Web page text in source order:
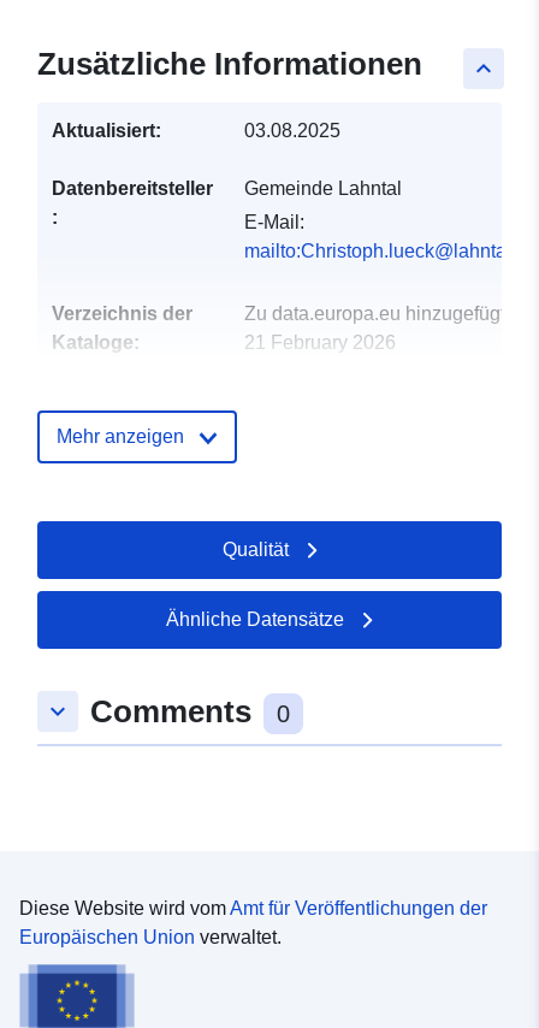
keyboard_arrow_up
Zusätzliche Informationen
Aktualisiert: 03.08.2025
Datenbereitsteller
:
Gemeinde Lahntal
E-Mail:
mailto:Christoph.lueck@lahntal.de
Verzeichnis der
Kataloge:
Zu data.europa.eu hinzugefügt:
21 February 2026
Gebiet:
50.89053 ], [ 8.79351,
50.83157 ], [ 8.61406,
50.83157 ], [ 8.61406,
50.89053 ] ]
Typ: Polygon
uriRef:
http://data.europa.eu/88u/dataset/
0b21-96a8-d86a-91d4b926ab93
Mehr anzeigen
Qualität
Ähnliche Datensätze
keyboard_arrow_down Comments 0
Diese Website wird vomAmt für Veröffentlichungen der
Europäischen Union verwaltet.